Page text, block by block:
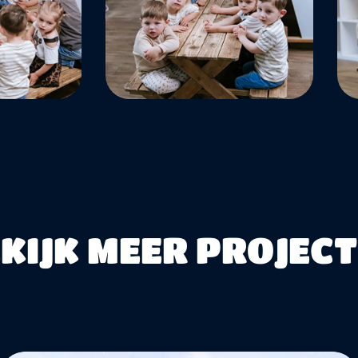
MEER